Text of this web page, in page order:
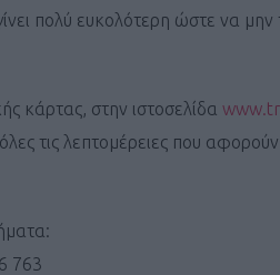
πολύ ευκολότερη ώστε να μην
κάρτας, στην ιστοσελίδα
τις λεπτομέρειες που
763